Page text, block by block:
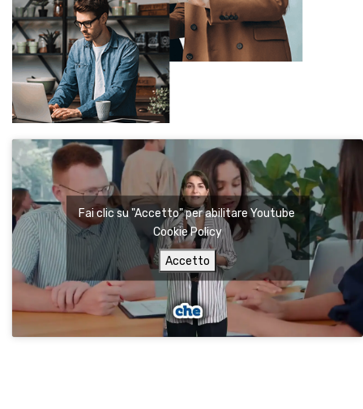
Fai clic su "Accetto" per abilitare Youtube
Cookie Policy
Accetto